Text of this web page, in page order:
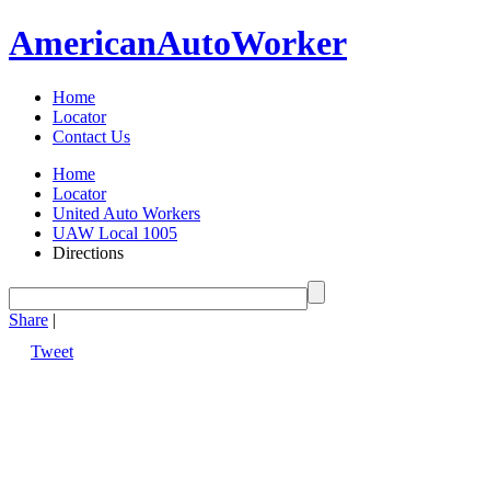
AmericanAutoWorker
Home
Locator
Contact Us
Home
Locator
United Auto Workers
UAW Local 1005
Directions
Share |
Tweet